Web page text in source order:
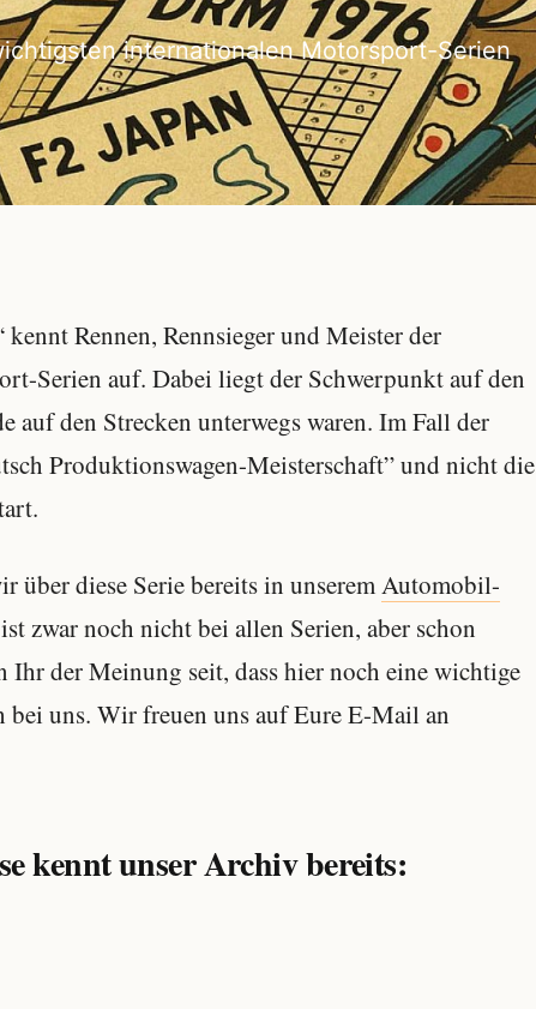
internationalen Motorsport-Serien
kennt Rennen, Rennsieger und Meister der
Serien auf. Dabei liegt der Schwerpunkt auf den
auf den Strecken unterwegs waren. Im Fall der
Produktionswagen-Meisterschaft” und nicht die
über diese Serie bereits in unseremAutomobil-
zwar noch nicht bei allen Serien, aber schon
der Meinung seit, dass hier noch eine wichtige
bei uns. Wir freuen uns auf Eure E-Mail an
kennt unser Archiv bereits: